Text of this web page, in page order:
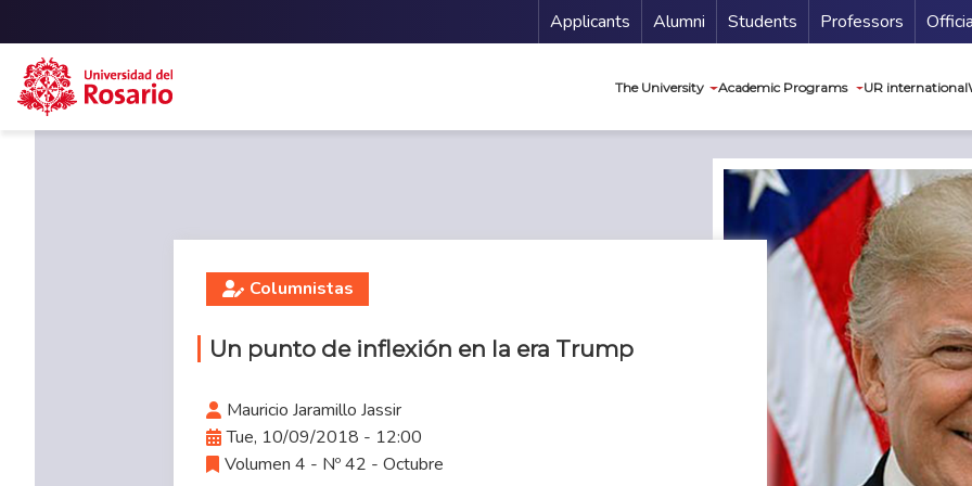
Menu Secundario
Applicants Alumni Students Professors
The University Academic Programs UR international
Columnistas
Un punto de inflexión en la era Trump
Mauricio Jaramillo Jassir
Tue, 10/09/2018 - 12:00
Volumen 4 - Nº 42 - Octubre